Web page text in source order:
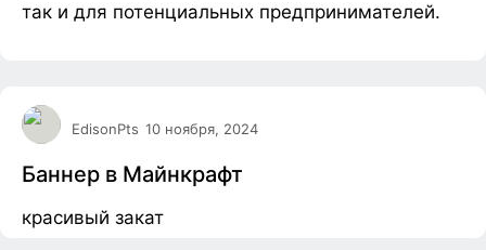
так и для потенциальных предпринимателей.
EdisonPts 10 ноября, 2024
Баннер в Майнкрафт
красивый закат